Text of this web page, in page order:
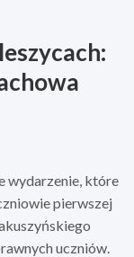
wydarzenie, które
pierwszej
uczniów.